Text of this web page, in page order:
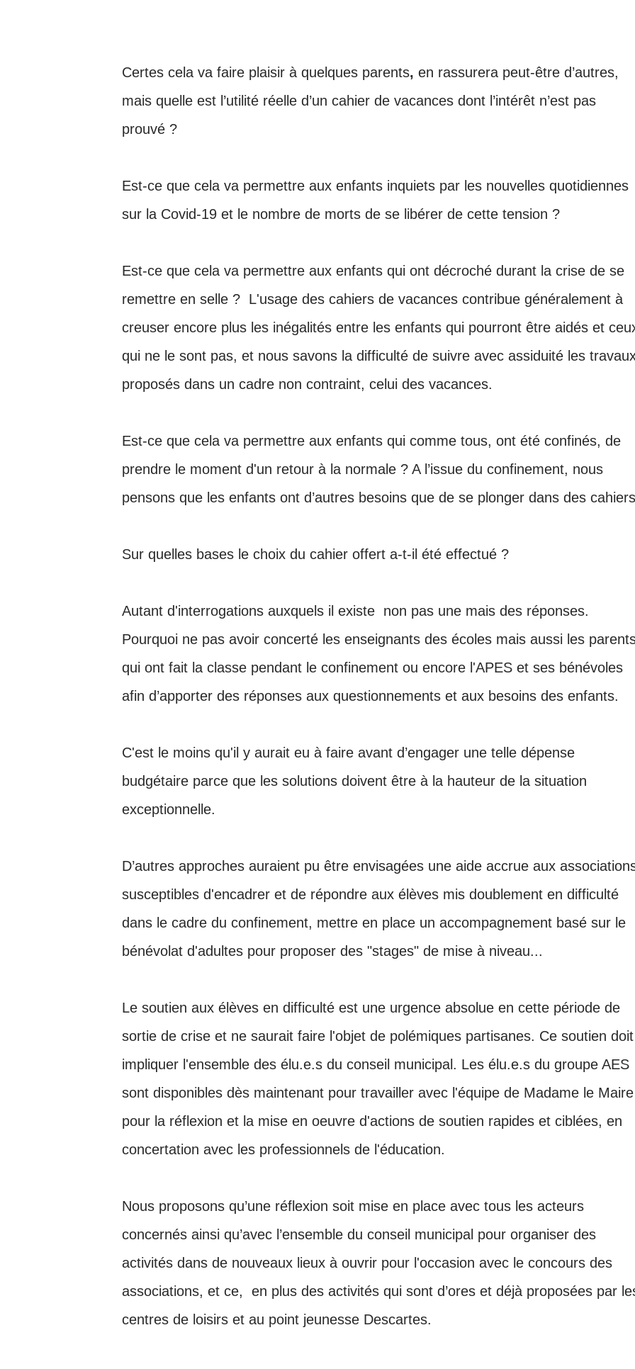
Certes cela va faire plaisir à quelques parents, en rassurera peut-être d’autres,
mais quelle est l’utilité réelle d’un cahier de vacances dont l’intérêt n’est pas
prouvé ?
Est-ce que cela va permettre aux enfants inquiets par les nouvelles quotidiennes
sur la Covid-19 et le nombre de morts de se libérer de cette tension ?
Est-ce que cela va permettre aux enfants qui ont décroché durant la crise de se
remettre en selle ? L'usage des cahiers de vacances contribue généralement à
creuser encore plus les inégalités entre les enfants qui pourront être aidés et
qui ne le sont pas, et nous savons la difficulté de suivre avec assiduité les
proposés dans un cadre non contraint, celui des vacances.
Est-ce que cela va permettre aux enfants qui comme tous, ont été confinés, de
prendre le moment d'un retour à la normale ? A l’issue du confinement, nous
pensons que les enfants ont d’autres besoins que de se plonger dans des
Sur quelles bases le choix du cahier offert a-t-il été effectué ?
Autant d'interrogations auxquels il existe non pas une mais des réponses.
Pourquoi ne pas avoir concerté les enseignants des écoles mais aussi les
qui ont fait la classe pendant le confinement ou encore l'APES et ses bénévoles
afin d’apporter des réponses aux questionnements et aux besoins des enfants.
C'est le moins qu'il y aurait eu à faire avant d’engager une telle dépense
budgétaire parce que les solutions doivent être à la hauteur de la situation
exceptionnelle.
D’autres approches auraient pu être envisagées une aide accrue aux
susceptibles d'encadrer et de répondre aux élèves mis doublement en difficulté
dans le cadre du confinement, mettre en place un accompagnement basé sur le
bénévolat d'adultes pour proposer des "stages" de mise à niveau...
Le soutien aux élèves en difficulté est une urgence absolue en cette période de
sortie de crise et ne saurait faire l'objet de polémiques partisanes. Ce soutien doit
impliquer l'ensemble des élu.e.s du conseil municipal. Les élu.e.s du groupe AES
sont disponibles dès maintenant pour travailler avec l'équipe de Madame le Maire
pour la réflexion et la mise en oeuvre d'actions de soutien rapides et ciblées, en
concertation avec les professionnels de l'éducation.
Nous proposons qu’une réflexion soit mise en place avec tous les acteurs
concernés ainsi qu’avec l’ensemble du conseil municipal pour organiser des
activités dans de nouveaux lieux à ouvrir pour l'occasion avec le concours des
associations, et ce, en plus des activités qui sont d’ores et déjà proposées par
centres de loisirs et au point jeunesse Descartes.